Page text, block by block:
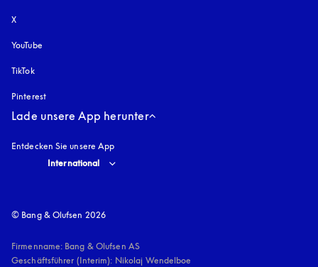
X
YouTube
TikTok
Pinterest
Lade unsere App herunter
Entdecken Sie unsere App
Select country and language
International
© Bang & Olufsen 2026
Firmenname: Bang & Olufsen AS
Geschäftsführer (Interim): Nikolaj Wendelboe